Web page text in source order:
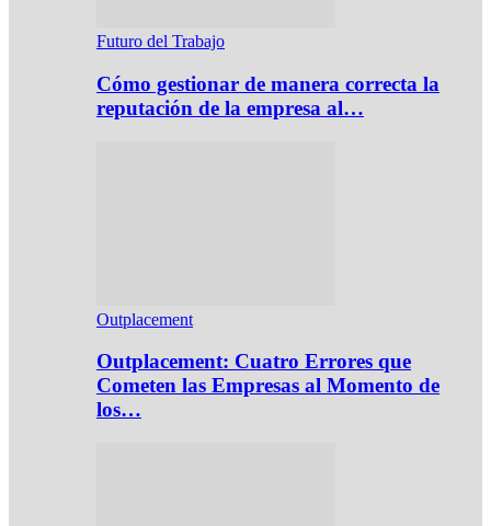
Futuro del Trabajo
Cómo gestionar de manera correcta la
reputación de la empresa al…
Outplacement
Outplacement: Cuatro Errores que
Cometen las Empresas al Momento de
los…